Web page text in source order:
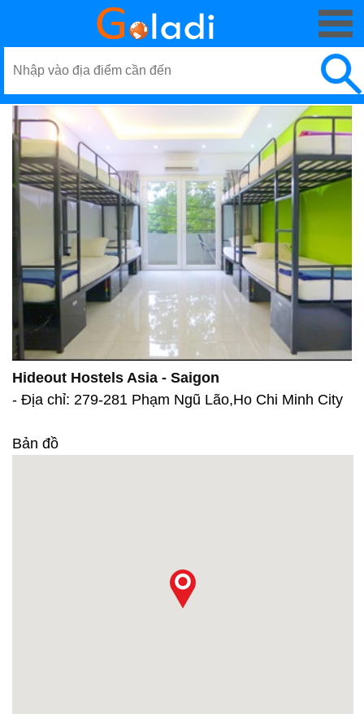
Hideout Hostels Asia - Saigon
- Địa chỉ: 279-281 Phạm Ngũ Lão,Ho Chi Minh City
Bản đồ